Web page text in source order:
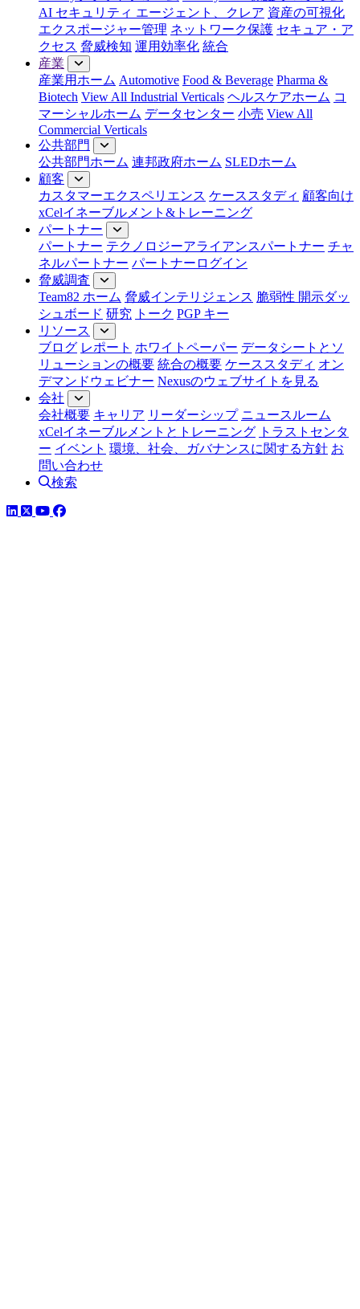
AI セキュリティ エージェント、クレア 資産の可視化
エクスポージャー管理 ネットワーク保護 セキュア・ア
クセス 脅威検知 運用効率化 統合
産業
産業用ホーム Automotive Food & Beverage Pharma &
Biotech View All Industrial Verticals ヘルスケアホーム コ
マーシャルホーム データセンター 小売 View All
Commercial Verticals
公共部門
公共部門ホーム 連邦政府ホーム SLEDホーム
顧客
カスタマーエクスペリエンス ケーススタディ 顧客向け
xCelイネーブルメント&トレーニング
パートナー
パートナー テクノロジーアライアンスパートナー チャ
ネルパートナー パートナーログイン
脅威調査
Team82 ホーム 脅威インテリジェンス 脆弱性 開示ダッ
シュボード 研究 トーク PGP キー
リソース
ブログ レポート ホワイトペーパー データシートとソ
リューションの概要 統合の概要 ケーススタディ オン
デマンドウェビナー Nexusのウェブサイトを見る
会社
会社概要 キャリア リーダーシップ ニュースルーム
xCelイネーブルメントとトレーニング トラストセンタ
ー イベント 環境、社会、ガバナンスに関する方針 お
問い合わせ
検索
LinkedIn
ツイッター
YouTube
Facebook